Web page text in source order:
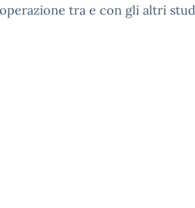
tra e con gli altri